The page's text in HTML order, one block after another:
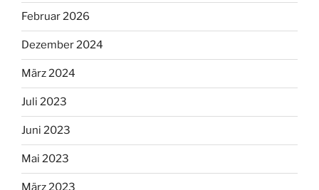
Februar 2026
Dezember 2024
März 2024
Juli 2023
Juni 2023
Mai 2023
März 2023